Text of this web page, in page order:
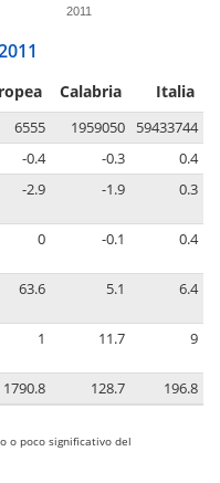
2011
Calabria Italia
6555 1959050
59433744
-0.4 -0.3
0.4
-2.9 -1.9 0.3
0 -0.1 0.4
63.6 5.1 6.4
1 11.7 9
1790.8 128.7 196.8
o poco significativo del